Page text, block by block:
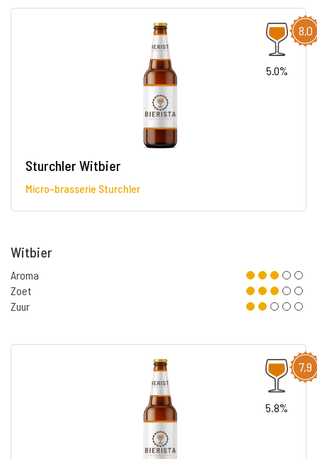
8,0
5.0%
Sturchler Witbier
Micro-brasserie Sturchler
Witbier
Aroma
Zoet
Zuur
7,9
5.8%